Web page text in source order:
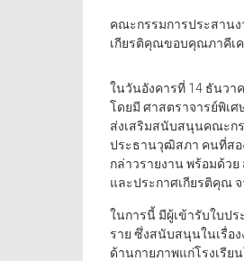
คณะกรรมการประสาน
เกียรติคุณขอบคุณภาคีเ
ในวันอังคารที่ 14 ธันวา
โดยมี ศาสตราจารย์พิเ
ส่งเสริมสนับสนุนคณะก
ประธานวุฒิสภา คนที่สอ
กล่าวรายงาน พร้อมด้ว
และประกาศเกียรติคุณ
ในการนี้ มีผู้เข้ารับใบป
ราย ซึ่งสนับสนุนในเรื่อ
ด้านกายภาพแก่โรงเรีย